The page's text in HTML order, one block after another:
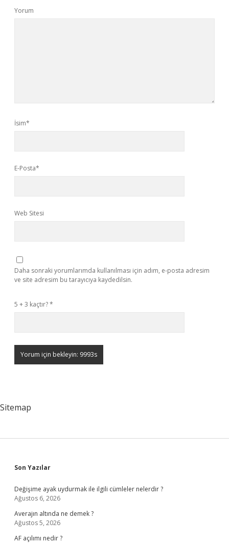
Yorum
İsim*
E-Posta*
Web Sitesi
Daha sonraki yorumlarımda kullanılması için adım, e-posta adresim
ve site adresim bu tarayıcıya kaydedilsin.
5 + 3 kaçtır?*
Sitemap
Sidebar
Son Yazılar
Değişime ayak uydurmak ile ilgili cümleler nelerdir ?
Ağustos 6, 2026
Averajın altında ne demek ?
Ağustos 5, 2026
AF açılımı nedir ?